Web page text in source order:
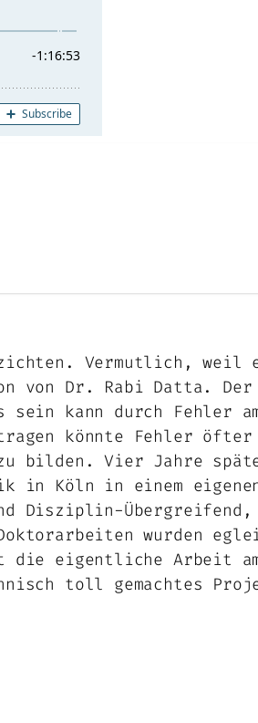
Vermutlich, weil
von Dr. Rabi Datta. Der
kann durch Fehler
könnte Fehler
bilden. Vier Jahre
in Köln in einem eigenen
Disziplin-
wurden
die eigentliche Arbeit
toll gemachtes